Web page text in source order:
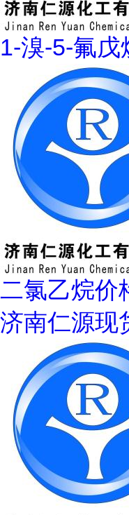
1-溴-5-氟戊
二氯乙烷价
济南仁源现